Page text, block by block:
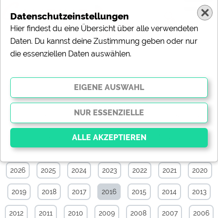
Campingplätze
Specials Aktuelle News
2026 2025 2024 2023 2022 2021 2020
2019 2018 2017 2016 2015 2014 2013
2012 2011 2010 2009 2008 2007 2006
Datenschutzeinstellungen
Hier findest du eine Übersicht über alle verwendeten
Daten. Du kannst deine Zustimmung geben oder nur
die essenziellen Daten auswählen.
Essenziell
Essenzielle Cookies ermöglichen grundlegende
Funktionen und sind für die einwandfreie Funktion der
werden Teile der Websitenicht funktionieren.